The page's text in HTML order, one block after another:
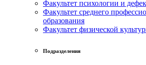
Факультет психологии и
Факультет среднего
образования
Факультет физической
Подразделения